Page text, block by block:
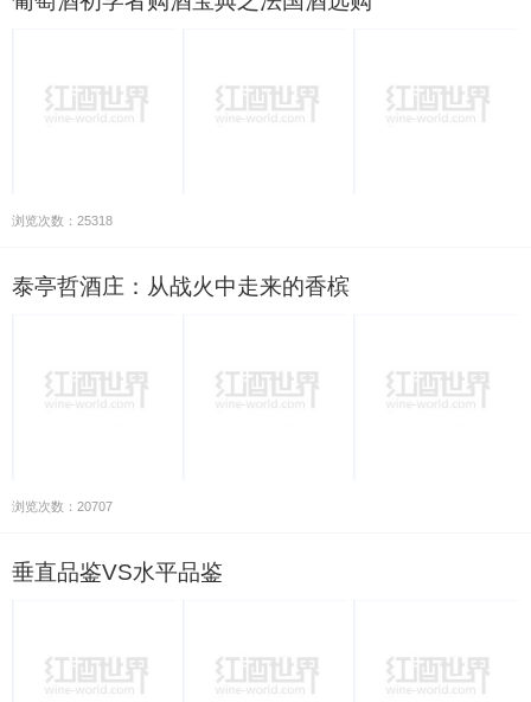
浏览次数：25318
泰亭哲酒庄：从战火中走来的香槟
浏览次数：20707
垂直品鉴VS水平品鉴